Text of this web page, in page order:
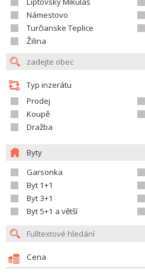
Námestovo
Turčianske Teplice
Žilina
Typ inzerátu
Prodej
Koupě
Dražba
Byty
Garsonka
Byt 1+1
Byt 3+1
Byt 5+1 a větší
Cena